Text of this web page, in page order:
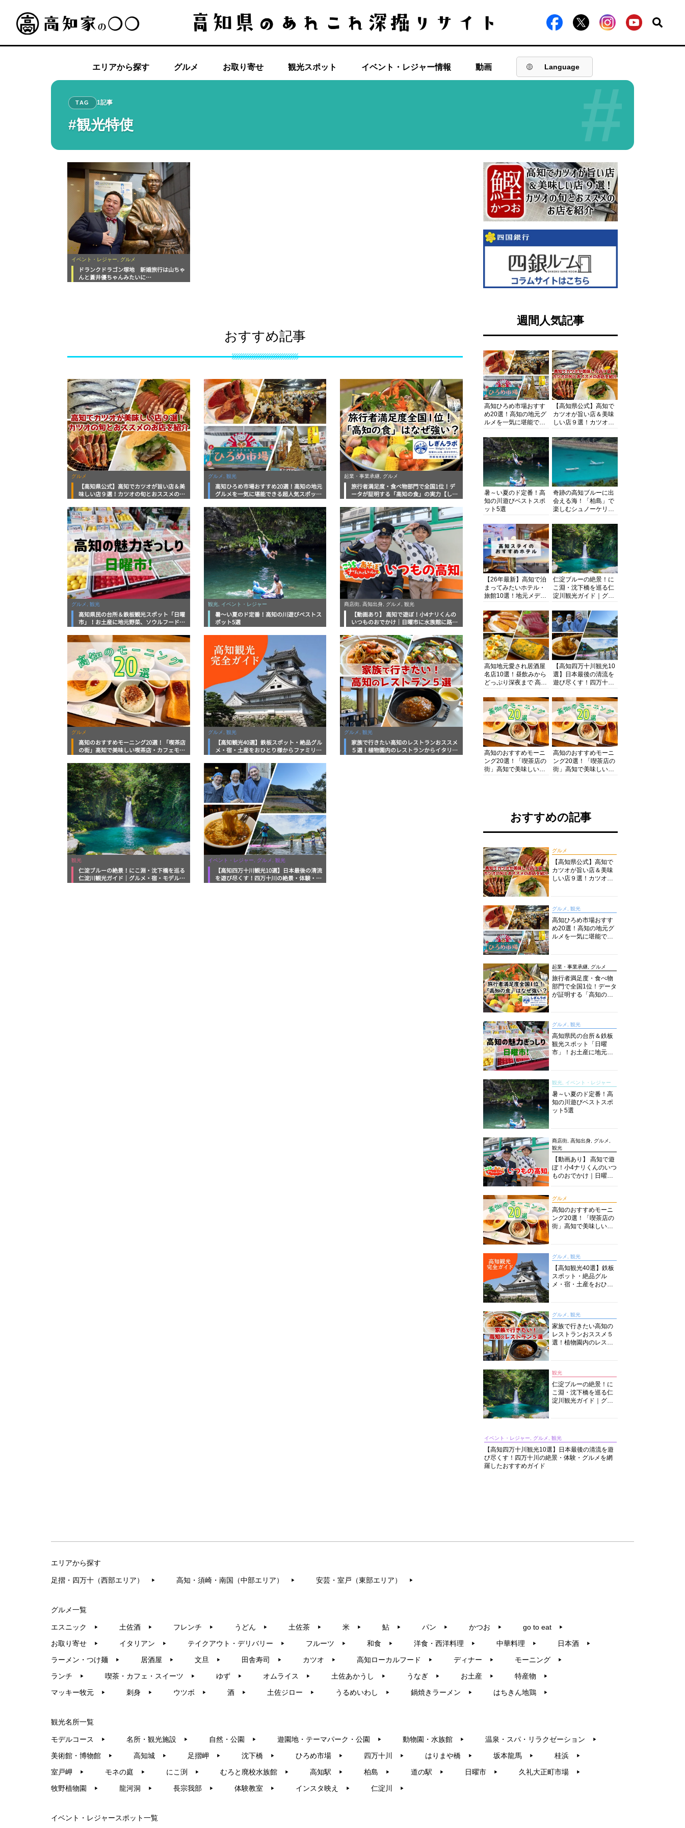
エリアから探す グルメ お取り寄せ 観光スポット イベント・レジャー情報 動画 Language
#
TAG 1記事
#観光特使
イベント・レジャー, グルメ
ドランクドラゴン塚地 新婚旅行は山ちゃ
んと蒼井優ちゃんみたいに…
おすすめ記事
グルメ
【高知県公式】高知でカツオが旨い店＆美
味しい店９選！カツオの旬とおススメのお
グルメ, 観光
高知ひろめ市場おすすめ20選！高知の地元
グルメを一気に堪能できる超人気スポット
起業・事業承継, グルメ
旅行者満足度・食べ物部門で全国1位！デ
ータが証明する「高知の食」の実力【しぎ
グルメ, 観光
高知県民の台所＆鉄板観光スポット「日曜
市」！お土産に地元野菜、ソウルフードま
底解説！
観光, イベント・レジャー
暑～い夏のド定番！高知の川遊びベストス
ポット5選
商店街, 高知出身, グルメ, 観光
【動画あり】 高知で遊ぼ！小4ナリくんの
いつものおでかけ｜日曜市に水族館に路面
グルメ
高知のおすすめモーニング20選！「喫茶店
の街」高知で美味しい喫茶店・カフェモー
グルメ, 観光
【高知観光40選】鉄板スポット・絶品グル
メ・宿・土産をおひとり様からファミリー
グルメ, 観光
家族で行きたい高知のレストランおススメ
５選！植物園内のレストランからイタリア
観光
仁淀ブルーの絶景！にこ淵・沈下橋を巡る
仁淀川観光ガイド｜グルメ・宿・モデルコ
イベント・レジャー, グルメ, 観光
【高知四万十川観光10選】日本最後の清流
を遊び尽くす！四万十川の絶景・体験・グ
週間人気記事
高知ひろめ市場おすす
め20選！高知の地元グ
ルメを一気に堪能でき
底解剖
【高知県公式】高知で
カツオが旨い店＆美味
しい店９選！カツオの
紹介
暑～い夏のド定番！高
知の川遊びベストスポ
ット5選
奇跡の高知ブルーに出
会える海！「柏島」で
楽しむシュノーケリン
浴にキャンプまで透明
度抜群の海の楽園を徹
底紹介
【26年最新】高知で泊
まってみたいホテル・
旅館10選！地元メディ
厳選
仁淀ブルーの絶景！に
こ淵・沈下橋を巡る仁
淀川観光ガイド｜グル
まで完全網羅！
高知地元愛され居酒屋
名店10選！昼飲みから
どっぷり深夜まで 高知
知グルメPro】
【高知四万十川観光10
選】日本最後の清流を
遊び尽くす！四万十川
を網羅したおすすめガ
イド
高知のおすすめモーニ
ング20選！「喫茶店の
街」高知で美味しい喫
高知のおすすめモーニ
ング20選！「喫茶店の
街」高知で美味しい喫
おすすめの記事
グルメ
【高知県公式】高知で
カツオが旨い店＆美味
しい店９選！カツオの
グルメ, 観光
高知ひろめ市場おすす
め20選！高知の地元グ
ルメを一気に堪能でき
起業・事業承継, グルメ
旅行者満足度・食べ物
部門で全国1位！データ
が証明する「高知の
グルメ, 観光
高知県民の台所＆鉄板
観光スポット「日曜
市」！お土産に地元野
説！
観光, イベント・レジャー
暑～い夏のド定番！高
知の川遊びベストスポ
ット5選
商店街, 高知出身, グルメ,
観光
【動画あり】 高知で遊
ぼ！小4ナリくんのいつ
ものおでかけ｜日曜市
グルメ
高知のおすすめモーニ
ング20選！「喫茶店の
街」高知で美味しい喫
グルメ, 観光
【高知観光40選】鉄板
スポット・絶品グル
メ・宿・土産をおひと
グルメ, 観光
家族で行きたい高知の
レストランおススメ５
選！植物園内のレスト
観光
仁淀ブルーの絶景！に
こ淵・沈下橋を巡る仁
淀川観光ガイド｜グル
イベント・レジャー, グルメ, 観光
【高知四万十川観光10選】日本最後の清流を遊
び尽くす！四万十川の絶景・体験・グルメを網
羅したおすすめガイド
エリアから探す
足摺・四万十（西部エリア） ▶︎ 高知・須崎・南国（中部エリア） ▶︎ 安芸・室戸（東部エリア） ▶︎
グルメ一覧
エスニック ▶︎ 土佐酒 ▶︎ フレンチ ▶︎ うどん ▶︎ 土佐茶 ▶︎ 米 ▶︎ 鮎 ▶︎ パン ▶︎ かつお ▶︎ go to eat ▶︎
お取り寄せ ▶︎ イタリアン ▶︎ テイクアウト・デリバリー ▶︎ フルーツ ▶︎ 和食 ▶︎ 洋食・西洋料理 ▶︎ 中華料理 ▶︎ 日本酒 ▶︎
ラーメン・つけ麺 ▶︎ 居酒屋 ▶︎ 文旦 ▶︎ 田舎寿司 ▶︎ カツオ ▶︎ 高知ローカルフード ▶︎ ディナー ▶︎ モーニング ▶︎
ランチ ▶︎ 喫茶・カフェ・スイーツ ▶︎ ゆず ▶︎ オムライス ▶︎ 土佐あかうし ▶︎ うなぎ ▶︎ お土産 ▶︎ 特産物 ▶︎
マッキー牧元 ▶︎ 刺身 ▶︎ ウツボ ▶︎ 酒 ▶︎ 土佐ジロー ▶︎ うるめいわし ▶︎ 鍋焼きラーメン ▶︎ はちきん地鶏 ▶︎
観光名所一覧
モデルコース ▶︎ 名所・観光施設 ▶︎ 自然・公園 ▶︎ 遊園地・テーマパーク・公園 ▶︎ 動物園・水族館 ▶︎ 温泉・スパ・リラクゼーション ▶︎
美術館・博物館 ▶︎ 高知城 ▶︎ 足摺岬 ▶︎ 沈下橋 ▶︎ ひろめ市場 ▶︎ 四万十川 ▶︎ はりまや橋 ▶︎ 坂本龍馬 ▶︎ 桂浜 ▶︎
室戸岬 ▶︎ モネの庭 ▶︎ にこ渕 ▶︎ むろと廃校水族館 ▶︎ 高知駅 ▶︎ 柏島 ▶︎ 道の駅 ▶︎ 日曜市 ▶︎ 久礼大正町市場 ▶︎
牧野植物園 ▶︎ 龍河洞 ▶︎ 長宗我部 ▶︎ 体験教室 ▶︎ インスタ映え ▶︎ 仁淀川 ▶︎
イベント・レジャースポット一覧